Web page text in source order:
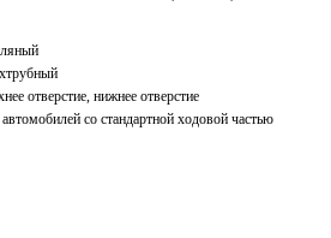
отверстие, нижнее отверстие
со стандартной ходовой частью